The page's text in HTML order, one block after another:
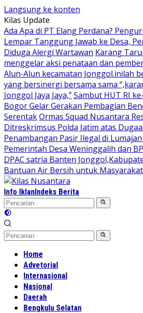
Langsung ke konten
Kilas Update
Ada Apa di PT Elang Perdana?
Lempar Tanggung Jawab ke Desa,
Diduga Alergi Wartawan Karang
menggelar aksi penataan dan
Alun-Alun kecamatan Jonggol.inilah
yang bersinergi bersama sama
Jonggol Jaya Jaya,”Sambut HUT RI
Bogor Gelar Gerakan Pembagian
SerentakOrmas Squad Nusantara
Ditreskrimsus Polda Jatim atas
Penambangan Pasir Ilegal di
Pemerintah Desa Weninggalih dan
DPAC satria Banten
Bantuan Air Bersih untuk Masyarakat
Info IklanIndeks Berita
Home
Advetorial
Internasional
Nasional
Daerah
Bengkulu Selatan